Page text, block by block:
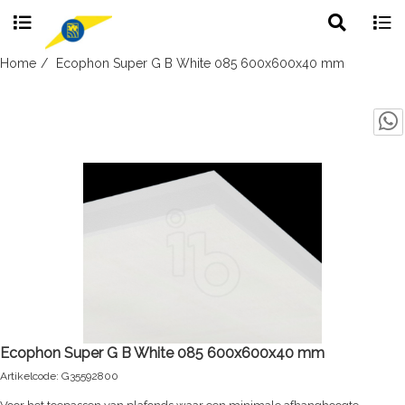
Skip
search
Home Ecophon Super G B White 085 600x600x40 mm
Ecophon Super G B White 085 600x600x40 mm
Artikelcode: G35592800